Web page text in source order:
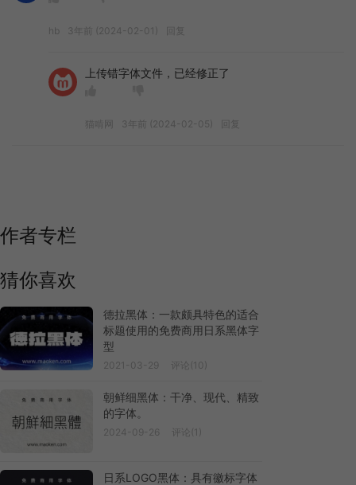
hb 3年前 (2024-02-01) 回复
上传错字体文件，已经修正了
猫啃网 3年前 (2024-02-05) 回复
作者专栏
猜你喜欢
德拉黑体：一款颇具特色的适合
标题使用的免费商用日系黑体字
型
2021-03-29 评论(10)
朝鲜细黑体：干净、现代、精致
的字体。
2024-09-26 评论(1)
日系LOGO黑体：具有徽标字体